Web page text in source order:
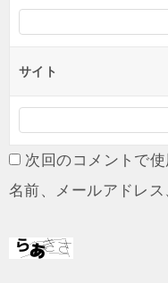
サイト
次回のコメントで
名前、メールアドレス